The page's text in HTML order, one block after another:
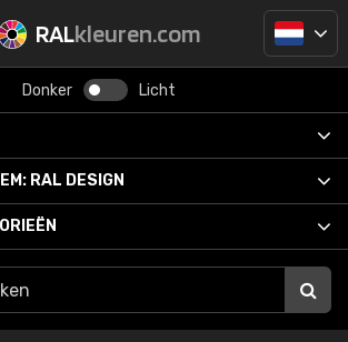
RALkleuren.com
Donker Licht
RAL DESIGN